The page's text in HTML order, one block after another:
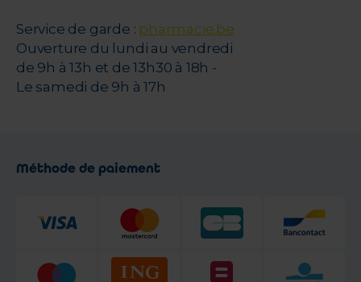
Service de garde : pharmacie.be
Ouverture du lundi au vendredi
de 9h à 13h et de 13h30 à 18h -
Le samedi de 9h à 17h
Méthode de paiement